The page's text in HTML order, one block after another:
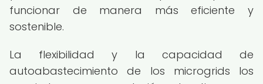
funcionar de manera más eficiente y
sostenible.
La flexibilidad y la capacidad de
autoabastecimiento de los microgrids los